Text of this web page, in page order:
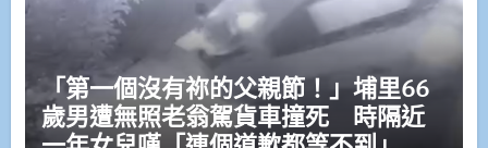
「第一個沒有祢的父親節！」埔里66
歲男遭無照老翁駕貨車撞死 時隔近